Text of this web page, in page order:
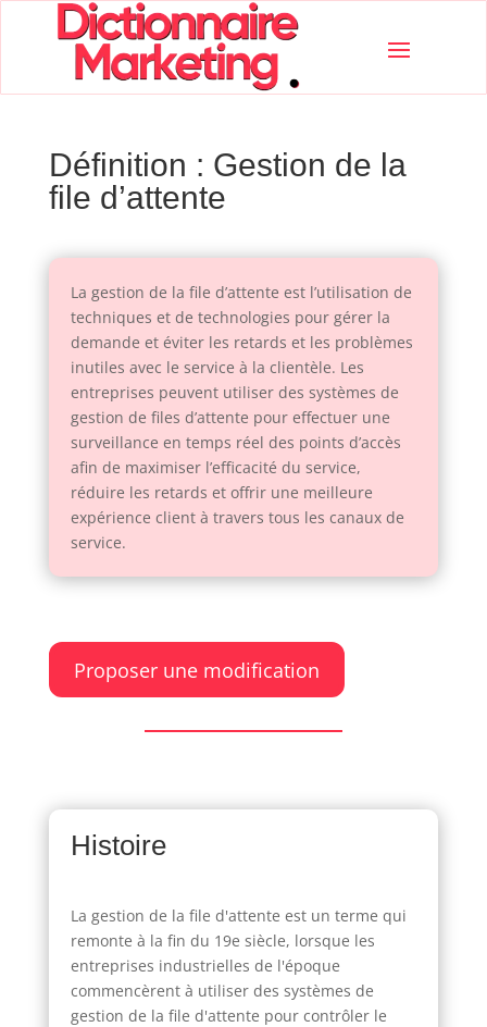
Définition : Gestion de la
file d’attente
La gestion de la file d’attente est l’utilisation de
techniques et de technologies pour gérer la
demande et éviter les retards et les problèmes
inutiles avec le service à la clientèle. Les
entreprises peuvent utiliser des systèmes de
gestion de files d’attente pour effectuer une
surveillance en temps réel des points d’accès
afin de maximiser l’efficacité du service,
réduire les retards et offrir une meilleure
expérience client à travers tous les canaux de
service.
Proposer une modification
Histoire
La gestion de la file d'attente est un terme qui
remonte à la fin du 19e siècle, lorsque les
entreprises industrielles de l'époque
commencèrent à utiliser des systèmes de
gestion de la file d'attente pour contrôler le